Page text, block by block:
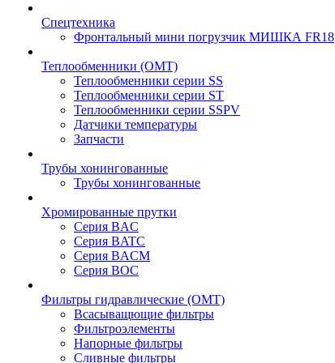
Спецтехника
Фронтальный мини погрузчик МИШКА FR18
Теплообменники (OMT)
Теплообменники серии SS
Теплообменники серии ST
Теплообменники серии SSPV
Датчики температуры
Запчасти
Трубы хонингованные
Трубы хонингованные
Хромированные прутки
Серия BAC
Серия BATC
Серия BACM
Серия BOC
Фильтры гидравлические (OMT)
Всасыващющие фильтры
Фильтроэлементы
Напорные фильтры
Сливные фильтры